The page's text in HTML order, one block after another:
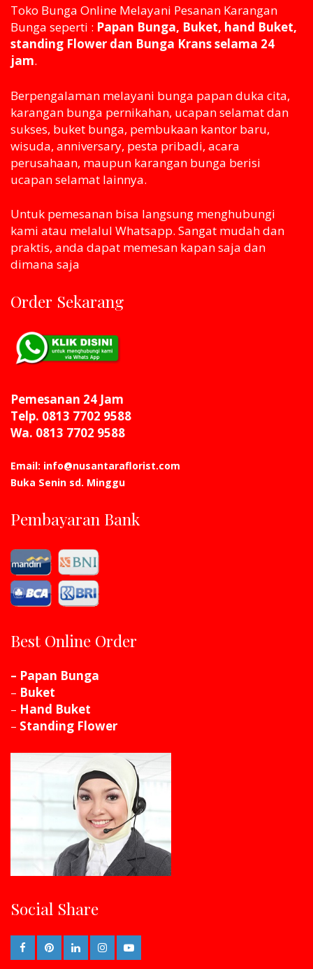
Toko Bunga Online Melayani Pesanan Karangan
Bunga seperti : Papan Bunga, Buket, hand Buket,
standing Flower dan Bunga Krans selama 24
jam.
Berpengalaman melayani bunga papan duka cita,
karangan bunga pernikahan, ucapan selamat dan
sukses, buket bunga, pembukaan kantor baru,
wisuda, anniversary, pesta pribadi, acara
perusahaan, maupun karangan bunga berisi
ucapan selamat lainnya.
Untuk pemesanan bisa langsung menghubungi
kami atau melaluI Whatsapp. Sangat mudah dan
praktis, anda dapat memesan kapan saja dan
dimana saja
Order Sekarang
Pemesanan 24 Jam
Telp. 0813 7702 9588
Wa. 0813 7702 9588
Email: info@nusantaraflorist.com
Buka Senin sd. Minggu
Pembayaran Bank
Best Online Order
– Papan Bunga
– Buket
– Hand Buket
– Standing Flower
Social Share